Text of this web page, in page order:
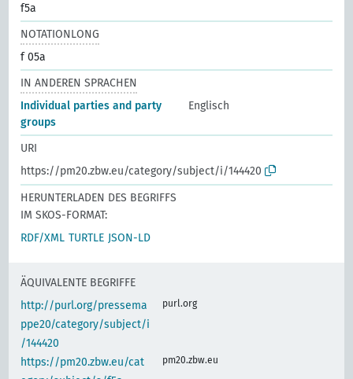
f5a
NOTATIONLONG
f 05a
IN ANDEREN SPRACHEN
Individual parties and party
groups
Englisch
URI
https://pm20.zbw.eu/category/subject/i/144420
HERUNTERLADEN DES BEGRIFFS
IM SKOS-FORMAT:
RDF/XML TURTLE JSON-LD
ÄQUIVALENTE BEGRIFFE
http://purl.org/pressema
ppe20/category/subject/i
/144420
purl.org
https://pm20.zbw.eu/cat
pm20.zbw.eu